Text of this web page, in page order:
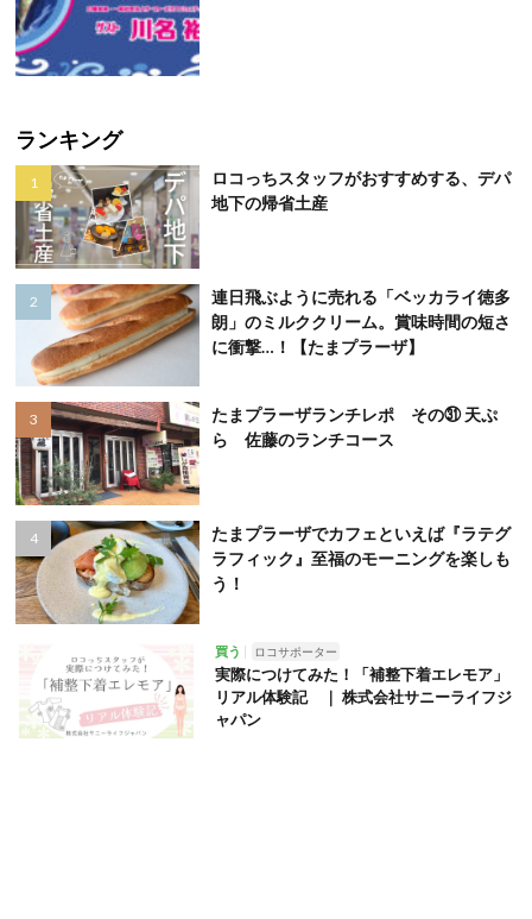
ランキング
ロコっちスタッフがおすすめする、デパ
地下の帰省土産
連日飛ぶように売れる「ベッカライ徳多
朗」のミルククリーム。賞味時間の短さ
に衝撃…！【たまプラーザ】
たまプラーザランチレポ その㉛ 天ぷ
ら 佐藤のランチコース
たまプラーザでカフェといえば『ラテグ
ラフィック』至福のモーニングを楽しも
う！
買う ロコサポーター
実際につけてみた！「補整下着エレモア」
リアル体験記 ｜ 株式会社サニーライフジ
ャパン